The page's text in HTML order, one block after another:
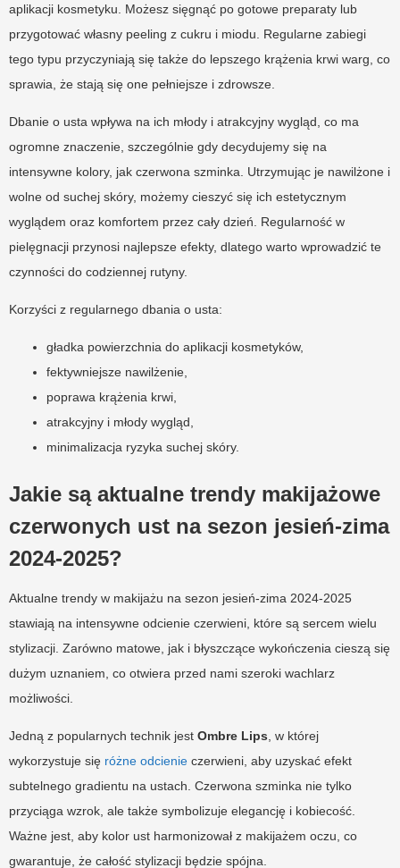
aplikacji kosmetyku. Możesz sięgnąć po gotowe preparaty lub
przygotować własny peeling z cukru i miodu. Regularne zabiegi
tego typu przyczyniają się także do lepszego krążenia krwi warg, co
sprawia, że stają się one pełniejsze i zdrowsze.
Dbanie o usta wpływa na ich młody i atrakcyjny wygląd, co ma
ogromne znaczenie, szczególnie gdy decydujemy się na
intensywne kolory, jak czerwona szminka. Utrzymując je nawilżone i
wolne od suchej skóry, możemy cieszyć się ich estetycznym
wyglądem oraz komfortem przez cały dzień. Regularność w
pielęgnacji przynosi najlepsze efekty, dlatego warto wprowadzić te
czynności do codziennej rutyny.
Korzyści z regularnego dbania o usta:
gładka powierzchnia do aplikacji kosmetyków,
fektywniejsze nawilżenie,
poprawa krążenia krwi,
atrakcyjny i młody wygląd,
minimalizacja ryzyka suchej skóry.
Jakie są aktualne trendy makijażowe
czerwonych ust na sezon jesień-zima
2024-2025?
Aktualne trendy w makijażu na sezon jesień-zima 2024-2025
stawiają na intensywne odcienie czerwieni, które są sercem wielu
stylizacji. Zarówno matowe, jak i błyszczące wykończenia cieszą się
dużym uznaniem, co otwiera przed nami szeroki wachlarz
możliwości.
Jedną z popularnych technik jest Ombre Lips , w której
wykorzystuje się różne odcienie czerwieni, aby uzyskać efekt
subtelnego gradientu na ustach. Czerwona szminka nie tylko
przyciąga wzrok, ale także symbolizuje elegancję i kobiecość.
Ważne jest, aby kolor ust harmonizował z makijażem oczu, co
gwarantuje, że całość stylizacji będzie spójna.